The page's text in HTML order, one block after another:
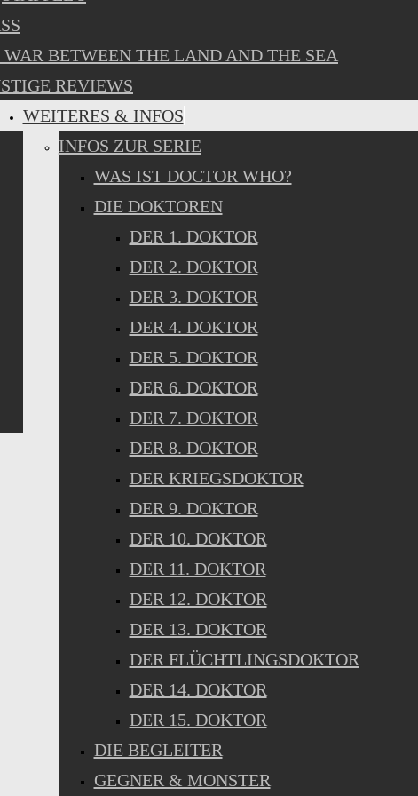
WAR BETWEEN THE LAND AND THE SEA
REVIEWS
WEITERES & INFOS
INFOS ZUR SERIE
WAS IST DOCTOR WHO?
DIE DOKTOREN
DER 1. DOKTOR
DER 2. DOKTOR
DER 3. DOKTOR
DER 4. DOKTOR
DER 5. DOKTOR
DER 6. DOKTOR
DER 7. DOKTOR
DER 8. DOKTOR
DER KRIEGSDOKTOR
DER 9. DOKTOR
DER 10. DOKTOR
DER 11. DOKTOR
DER 12. DOKTOR
DER 13. DOKTOR
DER FLÜCHTLINGSDOKTOR
DER 14. DOKTOR
DER 15. DOKTOR
DIE BEGLEITER
GEGNER & MONSTER